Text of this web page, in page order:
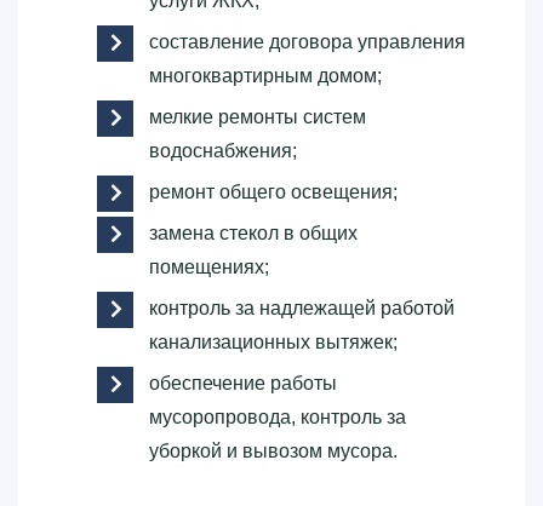
составление договора управления
многоквартирным домом;
мелкие ремонты систем
водоснабжения;
ремонт общего освещения;
замена стекол в общих
помещениях;
контроль за надлежащей работой
канализационных вытяжек;
обеспечение работы
мусоропровода, контроль за
уборкой и вывозом мусора.